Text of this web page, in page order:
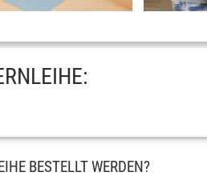
BESTELLT WERDEN?